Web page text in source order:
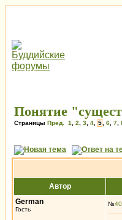
Понятие
Страницы Пред. 1 2 3 4 5 6 7
Автор
German
Гость
№